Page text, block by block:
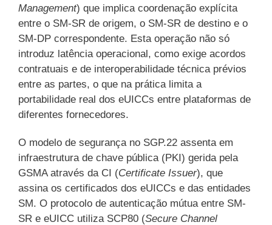
Management) que implica coordenação explícita
entre o SM-SR de origem, o SM-SR de destino e o
SM-DP correspondente. Esta operação não só
introduz latência operacional, como exige acordos
contratuais e de interoperabilidade técnica prévios
entre as partes, o que na prática limita a
portabilidade real dos eUICCs entre plataformas de
diferentes fornecedores.
O modelo de segurança no SGP.22 assenta em
infraestrutura de chave pública (PKI) gerida pela
GSMA através da CI (Certificate Issuer), que
assina os certificados dos eUICCs e das entidades
SM. O protocolo de autenticação mútua entre SM-
SR e eUICC utiliza SCP80 (Secure Channel